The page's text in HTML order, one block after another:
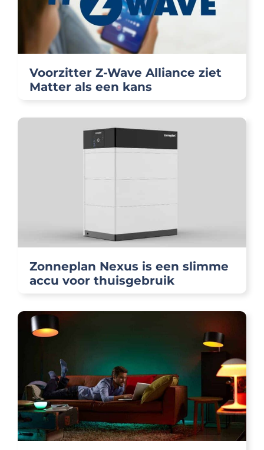
Voorzitter Z-Wave Alliance ziet
Matter als een kans
Zonneplan Nexus is een slimme
accu voor thuisgebruik